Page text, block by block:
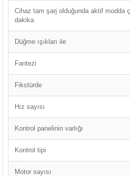
Cihaz tam şarj olduğunda aktif modda
dakika
Düğme ışıkları ile
Fantezi
Fikstürde
Hız sayısı
Kontrol panelinin varlığı
Kontrol tipi
Motor sayısı